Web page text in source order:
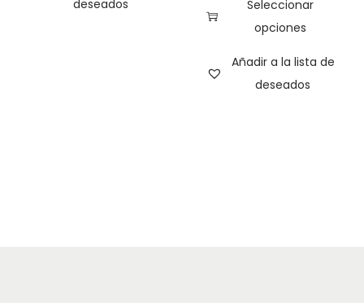
deseados
Seleccionar
opciones
Añadir a la lista de
deseados